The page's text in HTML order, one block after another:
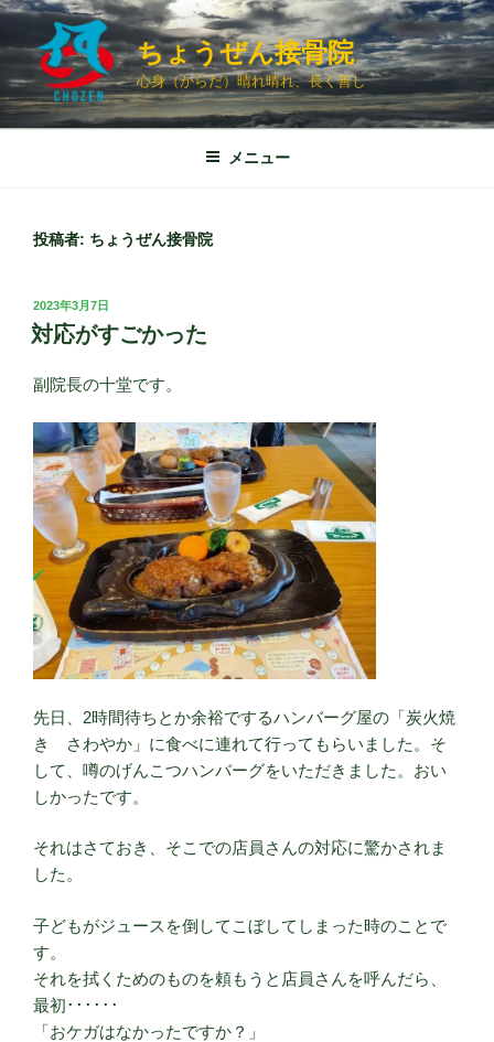
コ
ン
ツ
ちょうぜん接骨院
心身（からだ）晴れ晴れ、長く善し
メニュー
投稿者: ちょうぜん接骨院
投
稿
日:
2023年3月7日
対応がすごかった
副院長の十堂です。
先日、2時間待ちとか余裕でするハンバーグ屋の「炭火焼
き さわやか」に食べに連れて行ってもらいました。そ
して、噂のげんこつハンバーグをいただきました。おい
しかったです。
それはさておき、そこでの店員さんの対応に驚かされま
した。
子どもがジュースを倒してこぼしてしまった時のことで
す。
それを拭くためのものを頼もうと店員さんを呼んだら、
最初･･････
「おケガはなかったですか？」